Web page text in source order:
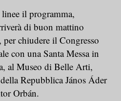
linee il programma,
di buon mattino
per chiudere il Congresso
con una Santa Messa in
al Museo di Belle Arti,
Repubblica János Áder
Orbán.